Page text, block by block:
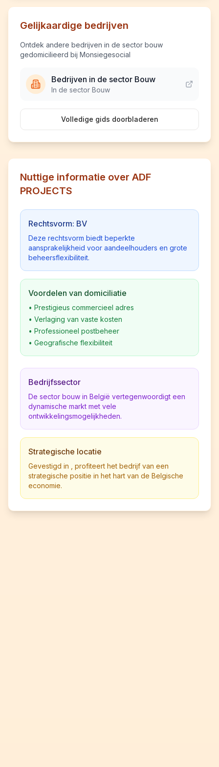
Gelijkaardige bedrijven
Ontdek andere bedrijven in de sector bouw
gedomicilieerd bij Monsiegesocial
Bedrijven in de sector Bouw
In de sector Bouw
Volledige gids doorbladeren
Nuttige informatie over ADF
PROJECTS
Rechtsvorm: BV
Deze rechtsvorm biedt beperkte
aansprakelijkheid voor aandeelhouders en grote
beheersflexibiliteit.
Voordelen van domiciliatie
• Prestigieus commercieel adres
• Verlaging van vaste kosten
• Professioneel postbeheer
• Geografische flexibiliteit
Bedrijfssector
De sector bouw in België vertegenwoordigt een
dynamische markt met vele
ontwikkelingsmogelijkheden.
Strategische locatie
Gevestigd in , profiteert het bedrijf van een
strategische positie in het hart van de Belgische
economie.